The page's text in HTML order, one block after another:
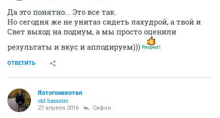
Да это понятно... Это все так.
Но сегодня же не унитаз сидеть лахудрой, а твой и
Свет выход на подиум, а мы просто оценили
результаты и вкус и аплодируем)))
ОТВЕТИТЬ
Яэтогонехотел
old hamster
27 апреля 2016 Сифон